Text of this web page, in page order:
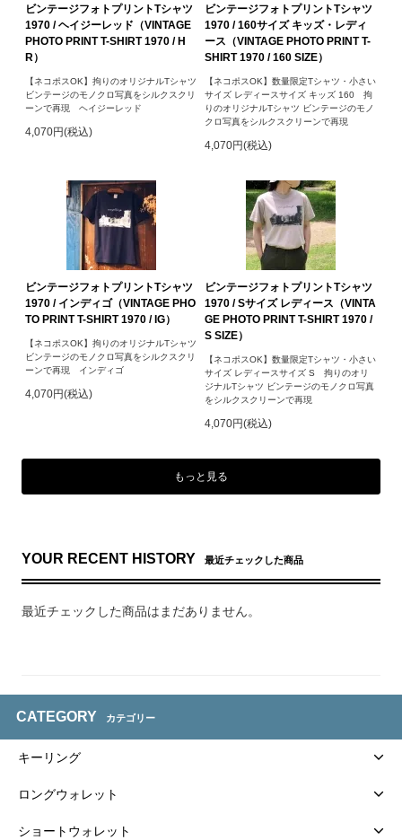
ビンテージフォトプリントTシャツ
1970 / ヘイジーレッド（VINTAGE
PHOTO PRINT T-SHIRT 1970 / H
R）
【ネコポスOK】拘りのオリジナルTシャツ
ビンテージのモノクロ写真をシルクスクリ
ーンで再現 ヘイジーレッド
4,070円(税込)
ビンテージフォトプリントTシャツ
1970 / 160サイズ キッズ・レディ
ース（VINTAGE PHOTO PRINT T-
SHIRT 1970 / 160 SIZE）
【ネコポスOK】数量限定Tシャツ・小さい
サイズ レディースサイズ キッズ 160 拘
りのオリジナルTシャツ ビンテージのモノ
クロ写真をシルクスクリーンで再現
4,070円(税込)
ビンテージフォトプリントTシャツ
1970 / インディゴ（VINTAGE PHO
TO PRINT T-SHIRT 1970 / IG）
【ネコポスOK】拘りのオリジナルTシャツ
ビンテージのモノクロ写真をシルクスクリ
ーンで再現 インディゴ
4,070円(税込)
ビンテージフォトプリントTシャツ
1970 / Sサイズ レディース（VINTA
GE PHOTO PRINT T-SHIRT 1970 /
S SIZE）
【ネコポスOK】数量限定Tシャツ・小さい
サイズ レディースサイズ S 拘りのオリ
ジナルTシャツ ビンテージのモノクロ写真
をシルクスクリーンで再現
4,070円(税込)
もっと見る
YOUR RECENT HISTORY 最近チェックした商品
最近チェックした商品はまだありません。
CATEGORY カテゴリー
キーリング
ロングウォレット
ショートウォレット